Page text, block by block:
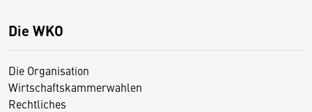
Die WKO
Die Organisation
Wirtschaftskammerwahlen
Rechtliches